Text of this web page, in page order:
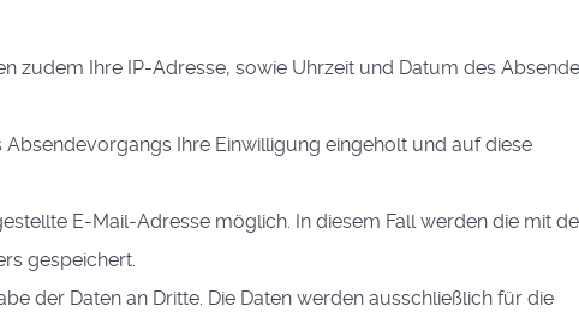
zudem Ihre IP-Adresse, sowie Uhrzeit und Datum des
Ihre Einwilligung eingeholt und auf diese
E-Mail-Adresse möglich. In diesem Fall werden die mit
gespeichert.
der Daten an Dritte. Die Daten werden ausschließlich für die